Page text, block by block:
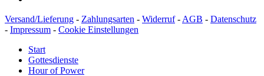
Versand/Lieferung - Zahlungsarten - Widerruf- AGB - Datenschutz
- Impressum - Cookie Einstellungen
Start
Gottesdienste
Hour of Power